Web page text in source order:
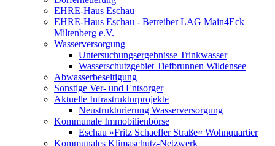
EHRE-Haus Eschau
EHRE-Haus Eschau - Betreiber LAG Main4Eck
Miltenberg e.V.
Wasserversorgung
Untersuchungsergebnisse Trinkwasser
Wasserschutzgebiet Tiefbrunnen Wildensee
Abwasserbeseitigung
Sonstige Ver- und Entsorger
Aktuelle Infrastrukturprojekte
Neustrukturierung Wasserversorgung
Kommunale Immobilienbörse
Eschau »Fritz Schaefler Straße« Wohnquartier
Kommunales Klimaschutz-Netzwerk